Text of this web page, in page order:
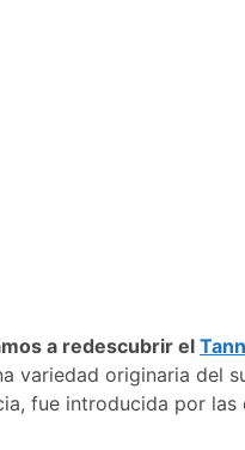
a redescubrir el
variedad originaria del
fue introducida por